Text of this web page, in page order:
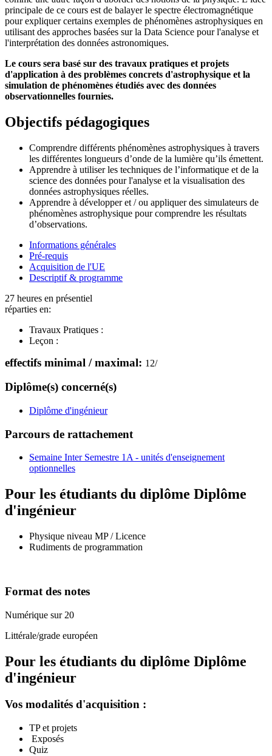
principale de ce cours est de balayer le spectre électromagnétique
pour expliquer certains exemples de phénomènes astrophysiques en
utilisant des approches basées sur la Data Science pour l'analyse et
l'interprétation des données astronomiques.
Le cours sera basé sur des travaux pratiques et projets
d'application à des problèmes concrets d'astrophysique et la
simulation de phénomènes étudiés avec des données
observationnelles fournies.
Objectifs pédagogiques
Comprendre différents phénomènes astrophysiques à travers
les différentes longueurs d’onde de la lumière qu’ils émettent.
Apprendre à utiliser les techniques de l’informatique et de la
science des données pour l'analyse et la visualisation des
données astrophysiques réelles.
Apprendre à développer et / ou appliquer des simulateurs de
phénomènes astrophysique pour comprendre les résultats
d’observations.
Informations générales
Pré-requis
Acquisition de l'UE
Descriptif & programme
27 heures en présentiel
réparties en:
Travaux Pratiques :
Leçon :
effectifs minimal / maximal: 12/
Diplôme(s) concerné(s)
Diplôme d'ingénieur
Parcours de rattachement
Semaine Inter Semestre 1A - unités d'enseignement
optionnelles
Pour les étudiants du diplôme Diplôme
d'ingénieur
Physique niveau MP / Licence
Rudiments de programmation
Format des notes
Numérique sur 20
Littérale/grade européen
Pour les étudiants du diplôme Diplôme
d'ingénieur
Vos modalités d'acquisition :
TP et projets
Exposés
Quiz